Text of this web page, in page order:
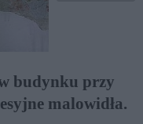
budynku przy
malowidła.